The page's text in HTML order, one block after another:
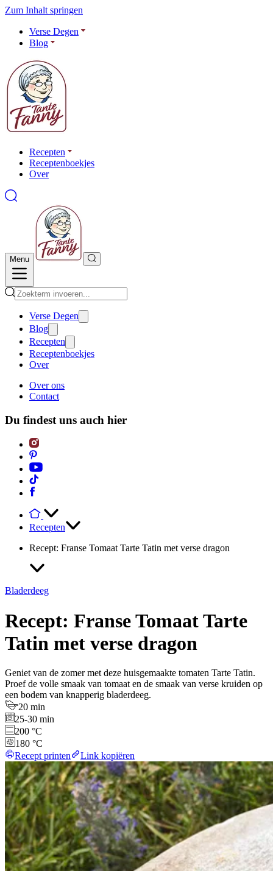
Zum Inhalt springen
Verse Degen
Blog
Recepten
Receptenboekjes
Over
Menu
Verse Degen
Blog
Recepten
Receptenboekjes
Over
Over ons
Contact
Du findest uns auch hier
Recepten
Recept: Franse Tomaat Tarte Tatin met verse dragon
Bladerdeeg
Recept: Franse Tomaat Tarte
Tatin met verse dragon
Geniet van de zomer met deze huisgemaakte tomaten Tarte Tatin.
Proef de volle smaak van tomaat en de smaak van verse kruiden op
een bodem van knapperig bladerdeeg.
20 min
25-30 min
200 °C
180 °C
Recept printen
Link kopiëren